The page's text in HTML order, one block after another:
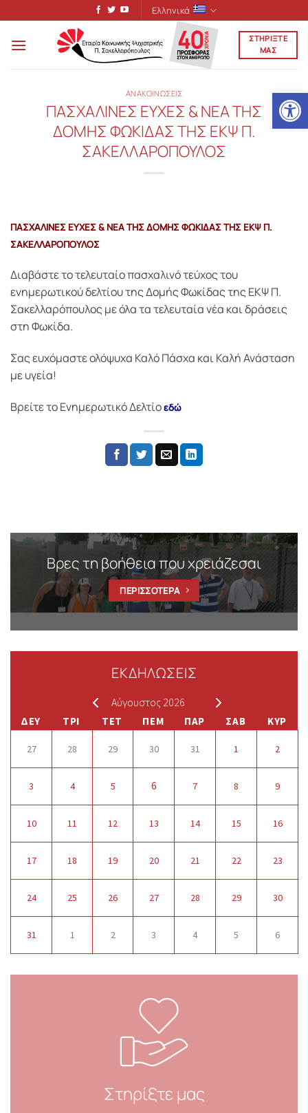
στο
περιεχόμενο
Ελληνικά
ΣΤΗΡΙΞΤΕ
ΜΑΣ
ΑΝΑΚΟΙΝΩΣΕΙΣ
ΠΑΣΧΑΛΙΝΕΣ ΕΥΧΕΣ & ΝΕΑ ΤΗΣ
ΔΟΜΗΣ ΦΩΚΙΔΑΣ ΤΗΣ ΕΚΨ Π.
ΣΑΚΕΛΛΑΡΟΠΟΥΛΟΣ
ΠΑΣΧΑΛΙΝEΣ ΕΥΧΕΣ & ΝΕΑ ΤΗΣ ΔΟΜΗΣ ΦΩΚΙΔΑΣ ΤΗΣ ΕΚΨ Π.
ΣΑΚΕΛΛΑΡΟΠΟΥΛΟΣ
Διαβάστε το τελευταίο πασχαλινό τεύχος του
ενημερωτικού δελτίου της Δομής Φωκίδας της ΕΚΨ Π.
Σακελλαρόπουλος με όλα τα τελευταία νέα και δράσεις
στη Φωκίδα.
Σας ευχόμαστε ολόψυχα Καλό Πάσχα και Καλή Ανάσταση
με υγεία!
Βρείτε το Ενημερωτικό Δελτίοεδώ
Βρες τη βοήθεια που χρειάζεσαι
ΠΕΡΙΣΣΟΤΕΡΑ
ΕΚΔΗΛΩΣΕΙΣ
Αύγουστος 2026
ΔΕΥ ΤΡΙ ΤΕΤ ΠΕΜ ΠΑΡ ΣΑΒ ΚΥΡ
27 28 29 30 31 1 2
3 4 5 6 7 8 9
10 11 12 13 14 15 16
17 18 19 20 21 22 23
24 25 26 27 28 29 30
31 1 2 3 4 5 6
Στηρίξτε μας